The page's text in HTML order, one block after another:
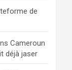
de
Cameroun
déjà jaser